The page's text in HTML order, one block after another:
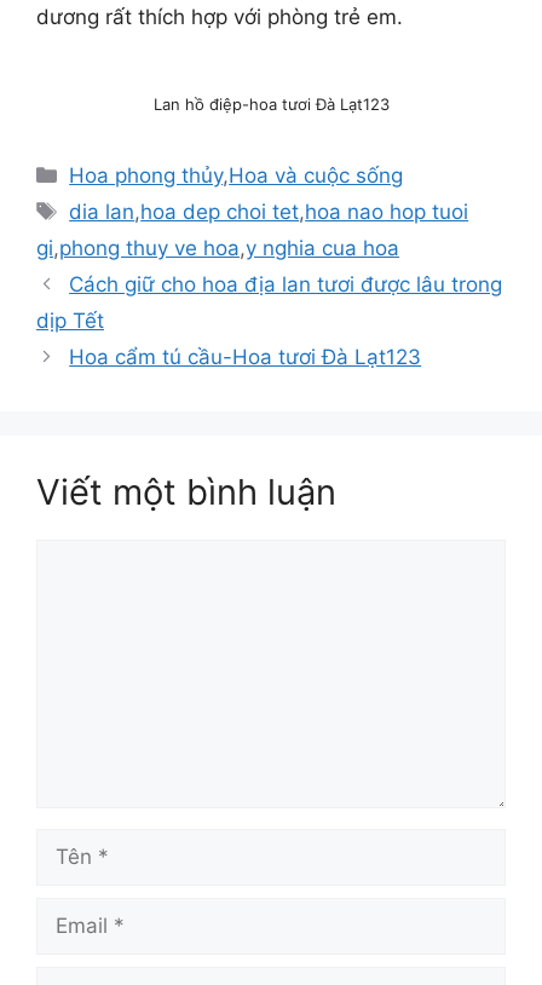
dương rất thích hợp với phòng trẻ em.
Lan hồ điệp-hoa tươi Đà Lạt123
Danh
mục
Hoa phong thủy,Hoa và cuộc sống
Thẻ
dia lan,hoa dep choi tet,hoa nao hop tuoi
gi,phong thuy ve hoa,y nghia cua hoa
Cách giữ cho hoa địa lan tươi được lâu trong
dịp Tết
Hoa cẩm tú cầu-Hoa tươi Đà Lạt123
Viết một bình luận
Tên
Email